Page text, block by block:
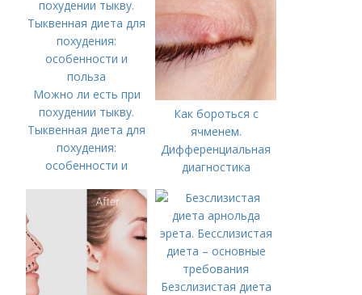
Можно ли есть при
похудении тыкву.
Тыквенная диета для
похудения:
особенности и
Как бороться с
ячменем.
Дифференциальная
диагностика
Безслизистая диета